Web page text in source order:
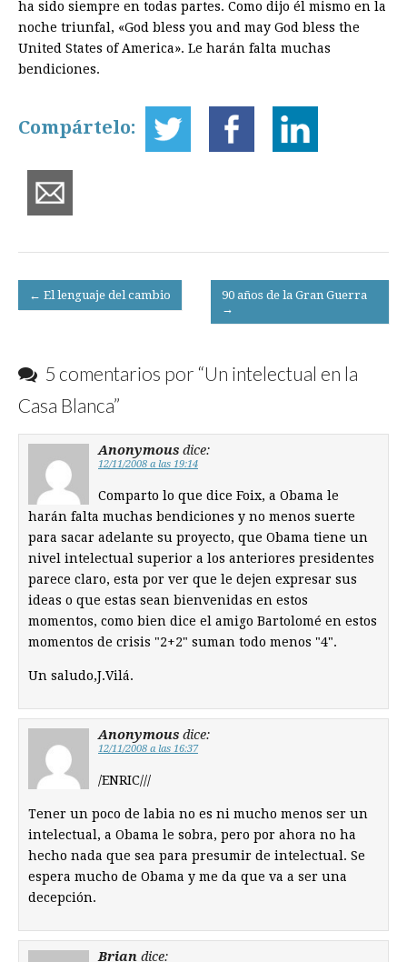
ha sido siempre en todas partes. Como dijo él mismo en la
noche triunfal, «God bless you and may God bless the
United States of America». Le harán falta muchas
bendiciones.
Compártelo:
Post
navigation
← El lenguaje del cambio
90 años de la Gran Guerra
→
5 comentarios por “Un intelectual en la
Casa Blanca”
Anonymous dice:
12/11/2008 a las 19:14
Comparto lo que dice Foix, a Obama le
harán falta muchas bendiciones y no menos suerte
para sacar adelante su proyecto, que Obama tiene un
nivel intelectual superior a los anteriores presidentes
parece claro, esta por ver que le dejen expresar sus
ideas o que estas sean bienvenidas en estos
momentos, como bien dice el amigo Bartolomé en estos
momentos de crisis "2+2" suman todo menos "4".
Un saludo,J.Vilá.
Anonymous dice:
12/11/2008 a las 16:37
/ENRIC///
Tener un poco de labia no es ni mucho menos ser un
intelectual, a Obama le sobra, pero por ahora no ha
hecho nada que sea para presumir de intelectual. Se
espera mucho de Obama y me da que va a ser una
decepción.
Brian dice: